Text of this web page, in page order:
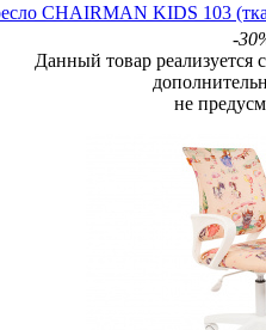
CHAIRMAN KIDS 103
-
Данный товар реализуется
не